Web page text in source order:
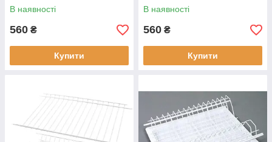
В наявності
560 ₴
Купити
В наявності
560 ₴
Купити